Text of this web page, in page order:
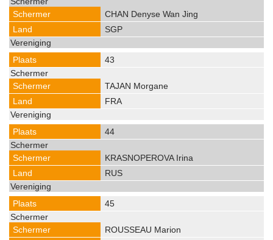
CHAN Denyse Wan Jing
SGP
43
TAJAN Morgane
FRA
44
KRASNOPEROVA Irina
RUS
45
ROUSSEAU Marion